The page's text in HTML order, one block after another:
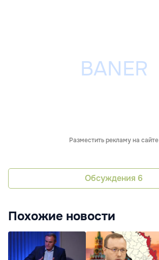
Разместить рекламу на сайте
Обсуждения 6
Похожие новости